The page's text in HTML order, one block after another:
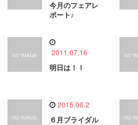
今月のフェアレ
ポート♪
2011.07.16
明日は！！
2015.06.2
６月ブライダル